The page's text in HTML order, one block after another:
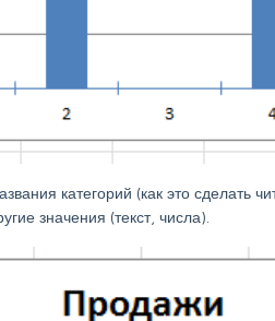
категорий (как это сделать
значения (текст, числа).